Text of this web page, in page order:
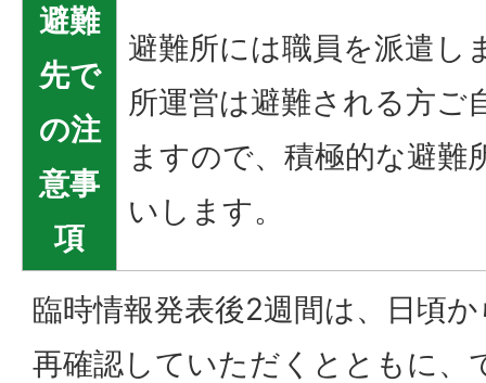
避難
先で
の注
意事
項
避難所には職員を派遣し
所運営は避難される方ご
ますので、積極的な避難
いします。
臨時情報発表後2週間は、日頃
再確認していただくとともに、